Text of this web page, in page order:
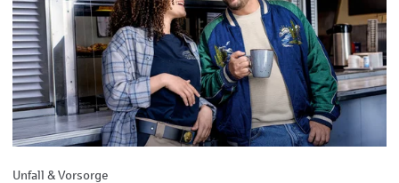
Unfall & Vorsorge